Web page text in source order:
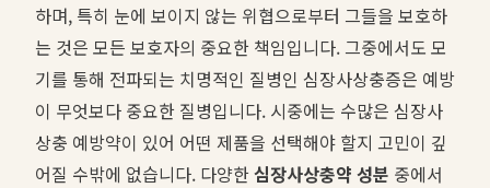
하며, 특히 눈에 보이지 않는 위협으로부터 그들을 보호하
는 것은 모든 보호자의 중요한 책임입니다. 그중에서도 모
기를 통해 전파되는 치명적인 질병인 심장사상충증은 예방
이 무엇보다 중요한 질병입니다. 시중에는 수많은 심장사
상충 예방약이 있어 어떤 제품을 선택해야 할지 고민이 깊
어질 수밖에 없습니다. 다양한심장사상충약 성분 중에서